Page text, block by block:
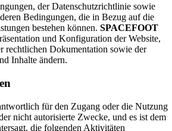
der Datenschutzrichtlinie sowie
Bedingungen, die in Bezug auf die
bestehen können. SPACEFOOT
und Konfiguration der Website,
rechtlichen Dokumentation sowie der
Inhalte ändern.
für den Zugang oder die Nutzung
nicht autorisierte Zwecke, und es ist dem
die folgenden Aktivitäten